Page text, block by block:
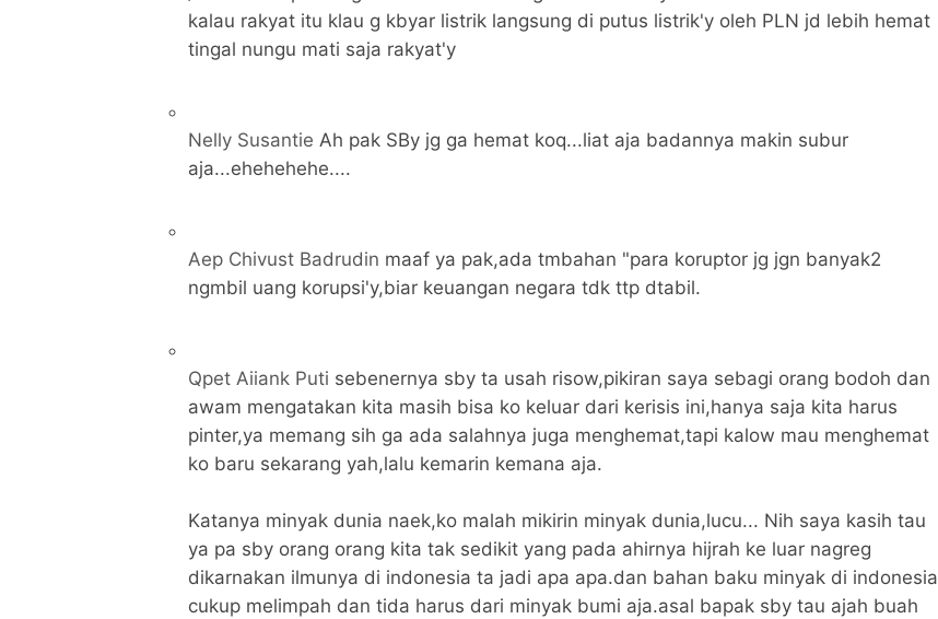
kalau rakyat itu klau g kbyar listrik langsung di putus listrik'y oleh PLN jd lebih hemat
tingal nungu mati saja rakyat'y
Nelly Susantie Ah pak SBy jg ga hemat koq...liat aja badannya makin subur
aja...ehehehehe....
Aep Chivust Badrudin maaf ya pak,ada tmbahan "para koruptor jg jgn banyak2
ngmbil uang korupsi'y,biar keuangan negara tdk ttp dtabil.
Qpet Aiiank Puti sebenernya sby ta usah risow,pikiran saya sebagi orang bodoh dan
awam mengatakan kita masih bisa ko keluar dari kerisis ini,hanya saja kita harus
pinter,ya memang sih ga ada salahnya juga menghemat,tapi kalow mau menghemat
ko baru sekarang yah,lalu kemarin kemana aja.
Katanya minyak dunia naek,ko malah mikirin minyak dunia,lucu... Nih saya kasih tau
ya pa sby orang orang kita tak sedikit yang pada ahirnya hijrah ke luar nagreg
dikarnakan ilmunya di indonesia ta jadi apa apa.dan bahan baku minyak di indonesia
cukup melimpah dan tida harus dari minyak bumi aja.asal bapak sby tau ajah buah